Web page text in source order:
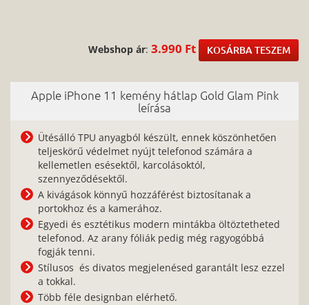
Webshop ár: 3.990 Ft KOSÁRBA TESZEM
Apple iPhone 11 kemény hátlap Gold Glam Pink
leírása
Ütésálló TPU anyagból készült, ennek köszönhetően
teljeskörű védelmet nyújt telefonod számára a
kellemetlen esésektől, karcolásoktól,
szennyeződésektől.
A kivágások könnyű hozzáférést biztosítanak a
portokhoz és a kamerához.
Egyedi és esztétikus modern mintákba öltöztetheted
telefonod. Az arany fóliák pedig még ragyogóbbá
fogják tenni.
Stílusos és divatos megjelenésed garantált lesz ezzel
a tokkal.
Több féle designban elérhető.